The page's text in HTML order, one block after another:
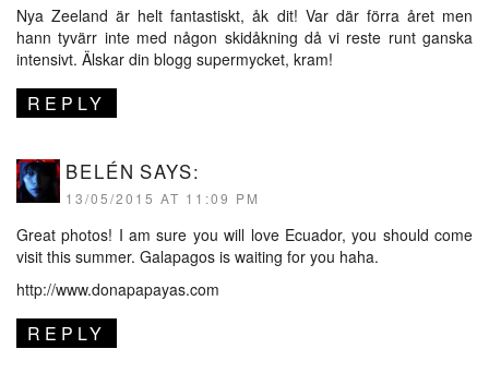
Nya Zeeland är helt fantastiskt, åk dit! Var där förra året men
hann tyvärr inte med någon skidåkning då vi reste runt ganska
intensivt. Älskar din blogg supermycket, kram!
REPLY
BELÉN SAYS:
13/05/2015 AT 11:09 PM
Great photos! I am sure you will love Ecuador, you should come
visit this summer. Galapagos is waiting for you haha.
http://www.donapapayas.com
REPLY